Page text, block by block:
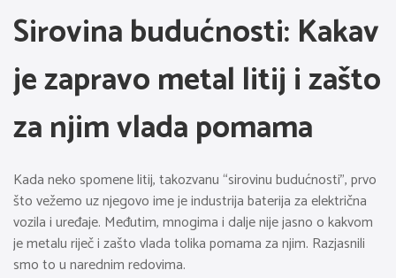
Sirovina budućnosti: Kakav
je zapravo metal litij i zašto
za njim vlada pomama
Kada neko spomene litij, takozvanu “sirovinu budućnosti”, prvo
što vežemo uz njegovo ime je industrija baterija za električna
vozila i uređaje. Međutim, mnogima i dalje nije jasno o kakvom
je metalu riječ i zašto vlada tolika pomama za njim. Razjasnili
smo to u narednim redovima.